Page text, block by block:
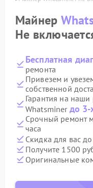
Майнер
Не
Бесплатная
ремонта
Привезем и
собственной
Гарантия на
Whatsminer до 3-
Срочный ремонт
часа
Скидка для вас до
Получите 1500
Оригинальные